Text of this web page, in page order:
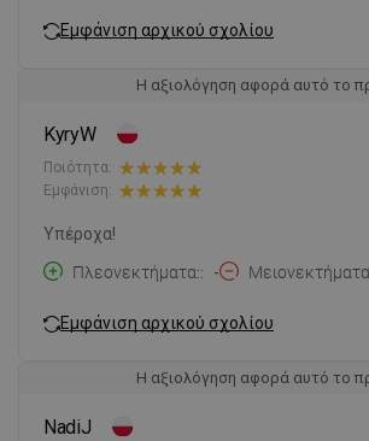
Εμφάνιση αρχικού σχολίου
Η αξιολόγηση αφορά αυτό το
KyryW
Ποιότητα:
Εμφάνιση:
Υπέροχα!
Πλεονεκτήματα:
-
Εμφάνιση αρχικού σχολίου
Η αξιολόγηση αφορά αυτό το
NadiJ